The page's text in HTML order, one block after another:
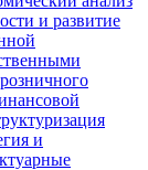
и развитие
и